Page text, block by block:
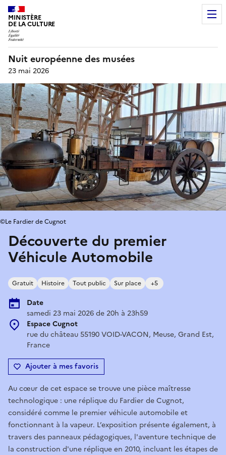
MINISTÈRE
DE LA CULTURE
Nuit européenne des musées
23 mai 2026
Découverte du premier
Véhicule Automobile
Gratuit Histoire Tout public Sur place +5
Date
samedi 23 mai 2026 de 20h à 23h59
Espace Cugnot
rue du château 55190 VOID-VACON, Meuse, Grand Est,
France
Ajouter à mes favoris
©Le Fardier de Cugnot
Au cœur de cet espace se trouve une pièce maîtresse
technologique : une réplique du Fardier de Cugnot,
considéré comme le premier véhicule automobile et
fonctionnant à la vapeur. L’exposition présente également, à
travers des panneaux pédagogiques, l'aventure technique de
la construction d'une réplique en 2010, incluant les étapes de